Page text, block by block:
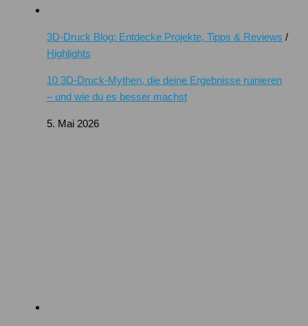
3D-Druck Blog: Entdecke Projekte, Tipps & Reviews /
Highlights
10 3D-Druck-Mythen, die deine Ergebnisse ruinieren
– und wie du es besser machst
5. Mai 2026